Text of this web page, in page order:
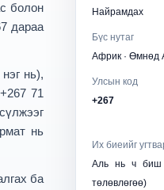
болон
дараа
нь),
+267 71
нь
ба
Найрамдах
Бүс нутаг
Африк · Өмнөд
Улсын код
+267
Их биеийг
Аль нь ч биш
төлөвлөгөө)